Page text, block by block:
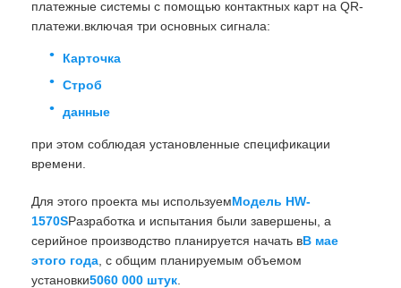
платежные системы с помощью контактных карт на QR-
платежи.включая три основных сигнала:
Карточка
Строб
данные
при этом соблюдая установленные спецификации
времени.
Для этого проекта мы используемМодель HW-
1570SРазработка и испытания были завершены, а
серийное производство планируется начать вВ мае
этого года , с общим планируемым объемом
установки5060 000 штук